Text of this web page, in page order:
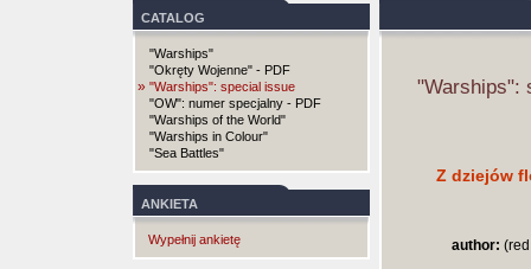
CATALOG
"Warships"
"Okręty Wojenne" - PDF
» "Warships": special issue
"OW": numer specjalny - PDF
"Warships of the World"
"Warships in Colour"
"Sea Battles"
ANKIETA
Wypełnij ankietę
"Warships":
Z dziejów
author: